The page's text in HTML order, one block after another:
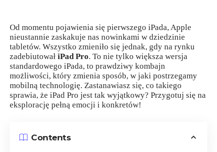
Od momentu pojawienia się pierwszego iPada, Apple
nieustannie zaskakuje nas nowinkami w dziedzinie
tabletów. Wszystko zmieniło się jednak, gdy na rynku
zadebiutował iPad Pro. To nie tylko większa wersja
standardowego iPada, to prawdziwy kombajn
możliwości, który zmienia sposób, w jaki postrzegamy
mobilną technologię. Zastanawiasz się, co takiego
sprawia, że iPad Pro jest tak wyjątkowy? Przygotuj się na
eksplorację pełną emocji i konkretów!
Contents